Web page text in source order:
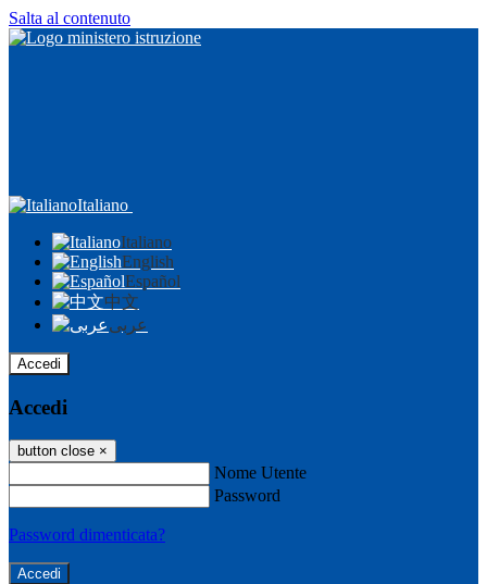
Salta al contenuto
Italiano
Italiano
English
Español
中文
عربى
Accedi
Accedi
button close ×
Nome Utente
Password
Password dimenticata?